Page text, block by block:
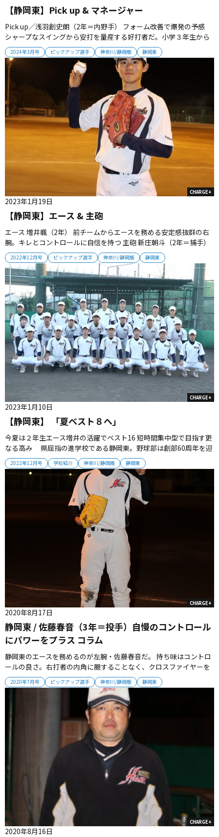
2024年3月号 ピックアップ選手 神奈川/静岡版 静岡東
【静岡東】Pick up & マネージャー
Pick up／浅羽創史朗（2年＝内野手） フォーム改善で爆発の予感
シャープなスイングから安打を量産する好打者だ。小学３年生から
野球を始め、中学時代は「静岡府中ボーイズ」でプレーした。「練
習の雰囲気が良かった」と静岡東に入学。２年秋の新チームから二
塁手や遊撃手として出場する。秋の悔しさが、モチベーションとな
っている...
CHARGE+
2022年12月号 ピックアップ選手 神奈川/静岡版 静岡東
【静岡東】エース & 主砲
2023年1月19日
エース 増井颯（2年） 前チームからエースを務める安定感抜群の右
腕。キレとコントロールに自信を持つ 主砲 新庄朝斗（2年＝捕手）
強肩強打の捕手。パワーと勝負強さを兼ね備える。二塁送球タイム
2.0秒の肩も魅力...
CHARGE+
2022年12月号 学校紹介 神奈川/静岡版 静岡東
【静岡東】 「夏ベスト８へ」
2023年1月10日
今夏は２年生エース増井の活躍でベスト16 短時間集中型で目指す更
なる高み 県屈指の進学校である静岡東。野球部は創部60周年を迎
え、今夏は15年ぶりのベスト16入りを果たした。更なるステップア
ップのため、細部まで強化を図っている。（取材・栗山司） ■15年
ぶりにベスト16入り 「夏は全てが上手く噛み合ってくれた。自...
CHARGE+
2020年7月号 ピックアップ選手 神奈川/静岡版 静岡東
静岡東 / 佐藤春音（3年＝投手）自慢のコントロール
にパワーをプラス コラム
2020年8月17日
静岡東のエースを務めるのが左腕・佐藤春音だ。 持ち味はコントロ
ールの良さ。右打者の内角に臆することなく、クロスファイヤーを
投げ込む。 去年の秋は大きな悔しさを味わった。 県大会出場をかけ
た清水西戦。 初回は無失点に抑えたものの、２回以降は失点を重ね
て途中でマウンドを降りた。 「緊張もあって、持ち味のコントロー
CHARGE+
2020年8月16日